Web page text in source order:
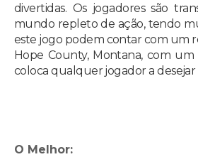
divertidas. Os jogadores são
mundo repleto de ação, tendo
este jogo podem contar com um
Hope County, Montana, com
coloca qualquer jogador a desejar
O Melhor: